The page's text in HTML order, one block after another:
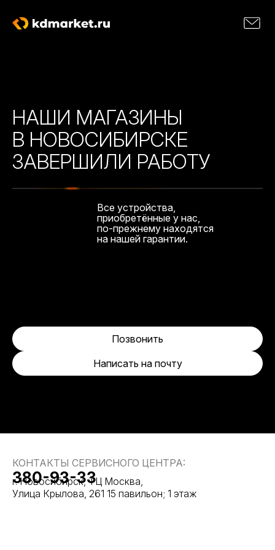
НАШИ МАГАЗИНЫ
В НОВОСИБИРСКЕ
ЗАВЕРШИЛИ РАБОТУ
Все устройства,
приобретённые у нас,
по-прежнему находятся
на нашей гарантии.
Написать на почту
Позвонить
КОНТАКТЫ СЕРВИСНОГО ЦЕНТРА:
г. Новосибирск, ТЦ Москва,
Улица Крылова, 261 15 павильон; 1 этаж
380-93-33